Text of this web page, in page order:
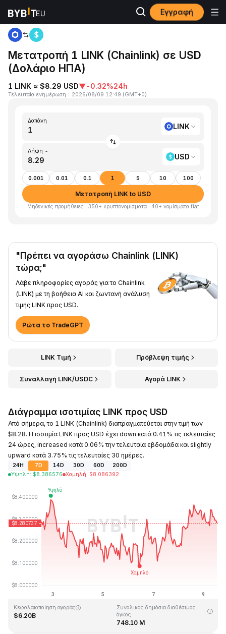
Εγγραφή
Αρχική LINK to USD
Μετατροπή 1 LINK (Chainlink) σε USD
(Δολάριο ΗΠΑ)
1 LINK ≈ $8.29 USD▼-0.32%24h
Τελευταία ενημέρωση ： 2026/08/09 12:49 (GMT+0)
Δαπάνη
LINK
Λήψη ~
USD
0.001 0.01 0.1 1 5 10 100
Μετατροπή LINK to USD
Μηδενικές προμήθειες · 350+ κρυπτονομίσματα · 40+ νομίσματα fiat
"Πρέπει να αγοράσω Chainlink (LINK)
τώρα;"
Λάβε πληροφορίες αγοράς για το Chainlink
(LINK) με τη βοήθεια AI και ζωντανή ανάλυση
τιμής LINK προς USD.
Ρώτα το TradeGPT
LINK Τιμή Πρόβλεψη τιμής
Συναλλαγή LINK/USDC Αγορά LINK
Διάγραμμα ισοτιμίας LINK προς USD
Από σήμερα, το 1 LINK (Chainlink) διαπραγματεύεται στην τιμή των
$8.28. Η ισοτιμία LINK προς USD έχει down κατά 0.41% τις τελευταίες
24 ώρες, increased κατά 0.06% την τελευταία εβδομάδα και slightly
upward κατά 3.75% τις τελευταίες 30 ημέρες.
24H 7D 14D 30D 60D
200D
Υψηλή: $8.386576 Χαμηλή: $8.086392
Τελευταία ενημέρωση στις: 2026-08-09, 12:49 GMT+0
Υψηλότερη τιμή (ATH)
Κεφαλαιοποίηση αγοράς
$6.20B
Συνολικός δημόσια διαθέσιμος
όγκος
748.10 M